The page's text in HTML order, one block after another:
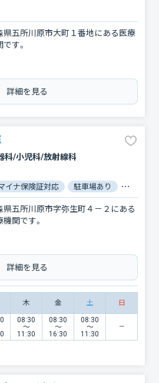
県五所川原市大町１番地にある医療
す。
詳細を見る
科/小児科/放射線科
イナ保険証対応 駐車場あり バリア
県五所川原市字弥生町４－２にある
機関です。
詳細を見る
木 金 土 日
08:30
〜
11:30
08:30
〜
16:30
08:30
〜
11:30